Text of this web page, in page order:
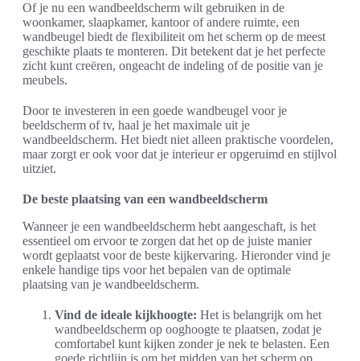
Of je nu een wandbeeldscherm wilt gebruiken in de
woonkamer, slaapkamer, kantoor of andere ruimte, een
wandbeugel biedt de flexibiliteit om het scherm op de meest
geschikte plaats te monteren. Dit betekent dat je het perfecte
zicht kunt creëren, ongeacht de indeling of de positie van je
meubels.
Door te investeren in een goede wandbeugel voor je
beeldscherm of tv, haal je het maximale uit je
wandbeeldscherm. Het biedt niet alleen praktische voordelen,
maar zorgt er ook voor dat je interieur er opgeruimd en stijlvol
uitziet.
De beste plaatsing van een wandbeeldscherm
Wanneer je een wandbeeldscherm hebt aangeschaft, is het
essentieel om ervoor te zorgen dat het op de juiste manier
wordt geplaatst voor de beste kijkervaring. Hieronder vind je
enkele handige tips voor het bepalen van de optimale
plaatsing van je wandbeeldscherm.
Vind de ideale kijkhoogte: Het is belangrijk om het
wandbeeldscherm op ooghoogte te plaatsen, zodat je
comfortabel kunt kijken zonder je nek te belasten. Een
goede richtlijn is om het midden van het scherm op